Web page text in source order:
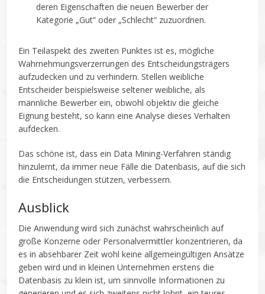
deren Eigenschaften die neuen Bewerber der
Kategorie „Gut“ oder „Schlecht“ zuzuordnen.
Ein Teilaspekt des zweiten Punktes ist es, mögliche
Wahrnehmungsverzerrungen des Entscheidungsträgers
aufzudecken und zu verhindern. Stellen weibliche
Entscheider beispielsweise seltener weibliche, als
männliche Bewerber ein, obwohl objektiv die gleiche
Eignung besteht, so kann eine Analyse dieses Verhalten
aufdecken.
Das schöne ist, dass ein Data Mining-Verfahren ständig
hinzulernt, da immer neue Fälle die Datenbasis, auf die sich
die Entscheidungen stützen, verbessern.
Ausblick
Die Anwendung wird sich zunächst wahrscheinlich auf
große Konzerne oder Personalvermittler konzentrieren, da
es in absehbarer Zeit wohl keine allgemeingültigen Ansätze
geben wird und in kleinen Unternehmen erstens die
Datenbasis zu klein ist, um sinnvolle Informationen zu